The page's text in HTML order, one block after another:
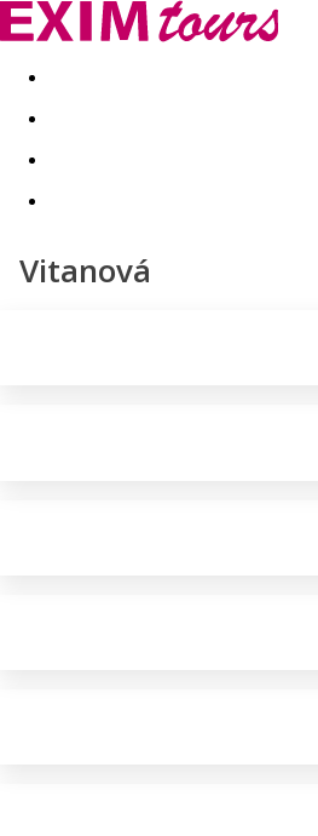
Akční nabídky Last minute
Vitanová